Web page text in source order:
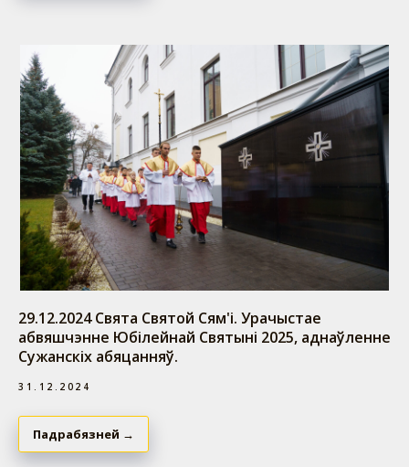
29.12.2024 Свята Святой Сям'і. Урачыстае
абвяшчэнне Юбілейнай Святыні 2025, аднаўленне
Сужанскіх абяцанняў.
31.12.2024
Падрабязней →